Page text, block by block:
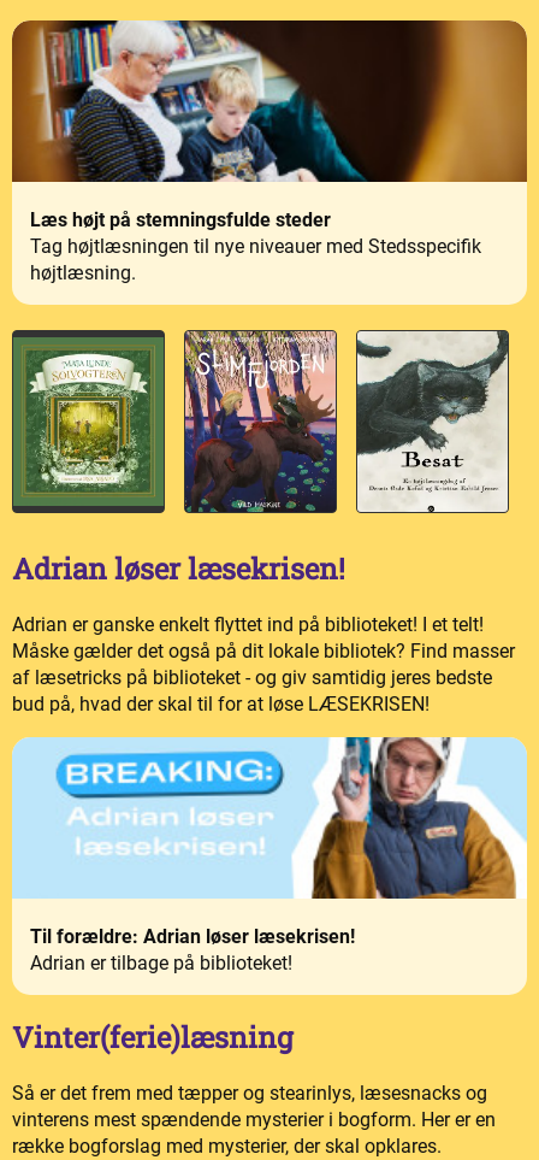
Læs højt på stemningsfulde steder
Tag højtlæsningen til nye niveauer med Stedsspecifik
højtlæsning.
Adrian løser læsekrisen!
Adrian er ganske enkelt flyttet ind på biblioteket! I et telt!
Måske gælder det også på dit lokale bibliotek? Find masser
af læsetricks på biblioteket - og giv samtidig jeres bedste
bud på, hvad der skal til for at løse LÆSEKRISEN!
Til forældre: Adrian løser læsekrisen!
Adrian er tilbage på biblioteket!
Vinter(ferie)læsning
Så er det frem med tæpper og stearinlys, læsesnacks og
vinterens mest spændende mysterier i bogform. Her er en
række bogforslag med mysterier, der skal opklares.